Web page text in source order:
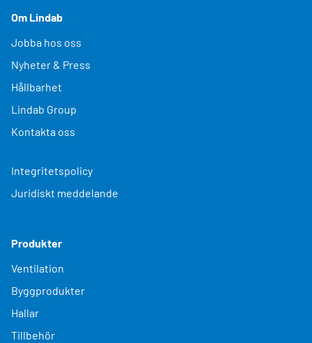
Om Lindab
Jobba hos oss
Nyheter & Press
Hållbarhet
Lindab Group
Kontakta oss
Integritetspolicy
Juridiskt meddelande
Produkter
Ventilation
Byggprodukter
Hallar
Tillbehör